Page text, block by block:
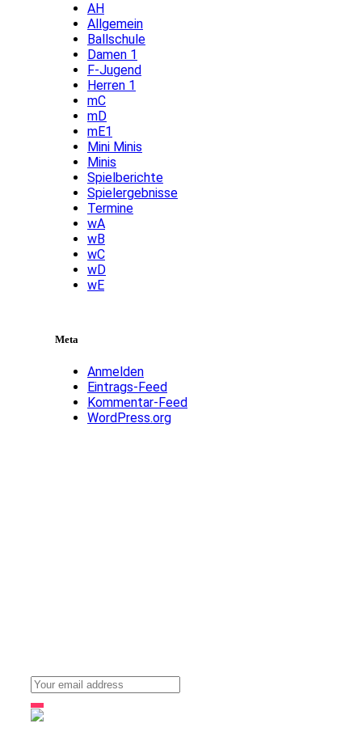
AH
Allgemein
Ballschule
Damen 1
F-Jugend
Herren 1
mC
mD
mE1
Mini Minis
Minis
Spielberichte
Spielergebnisse
Termine
wA
wB
wC
wD
wE
Meta
Anmelden
Eintrags-Feed
Kommentar-Feed
WordPress.org